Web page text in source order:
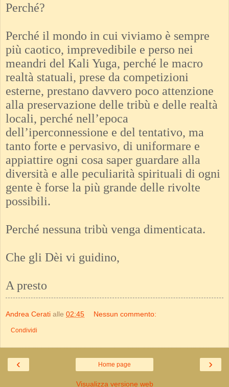
Perché?
Perché il mondo in cui viviamo è sempre
più caotico, imprevedibile e perso nei
meandri del Kali Yuga, perché le macro
realtà statuali, prese da competizioni
esterne, prestano davvero poco attenzione
alla preservazione delle tribù e delle realtà
locali, perché nell’epoca
dell’iperconnessione e del tentativo, ma
tanto forte e pervasivo, di uniformare e
appiattire ogni cosa saper guardare alla
diversità e alle peculiarità spirituali di ogni
gente è forse la più grande delle rivolte
possibili.
Perché nessuna tribù venga dimenticata.
Che gli Dèi vi guidino,
A presto
Andrea Cerati alle 02:45 Nessun commento:
Condividi
‹ ›
Home page
Visualizza versione web